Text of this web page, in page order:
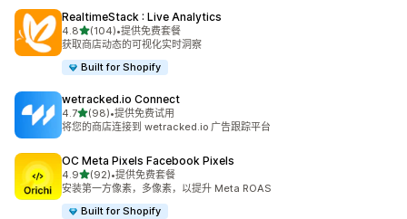
RealtimeStack : Live Analytics
4.8星（满分 5 星）
(104)
总共 104 条评论
•提供免费套餐
获取商店动态的可视化实时洞察
Built for Shopify
wetracked.io Connect
4.7星（满分 5 星）
(98)
总共 98 条评论
•提供免费试用
将您的商店连接到 wetracked.io 广告跟踪平台
OC Meta Pixels Facebook Pixels
4.9星（满分 5 星）
(92)
总共 92 条评论
•提供免费套餐
安装第一方像素，多像素，以提升 Meta ROAS
Built for Shopify